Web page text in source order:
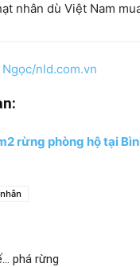
nhân dù Việt Nam
nld.com.vn
rừng phòng hộ tại
phá rừng